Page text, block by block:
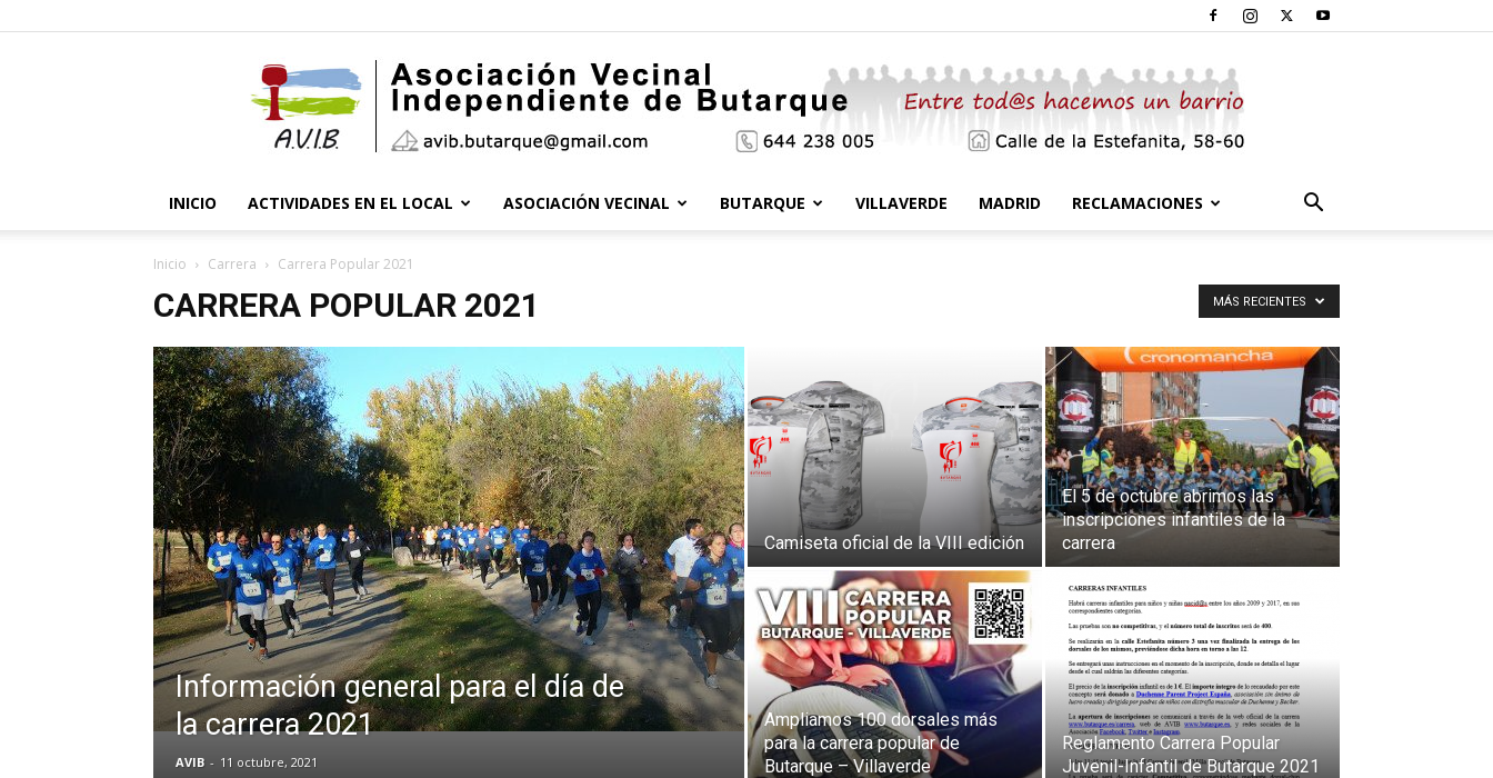
Independiente
de
INICIO ACTIVIDADES EN EL LOCAL ASOCIACIÓN VECINAL BUTARQUE VILLAVERDE MADRID RECLAMACIONES
Inicio Carrera Carrera Popular 2021
CARRERA POPULAR 2021 MÁS RECIENTES
Información general para el día de
la carrera 2021
AVIB - 11 octubre, 2021
Camiseta oficial de la VIII edición
El 5 de octubre abrimos las
inscripciones infantiles de la
carrera
Ampliamos 100 dorsales más
para la carrera popular de
Butarque – Villaverde
Reglamento Carrera Popular
Juvenil-Infantil de Butarque 2021